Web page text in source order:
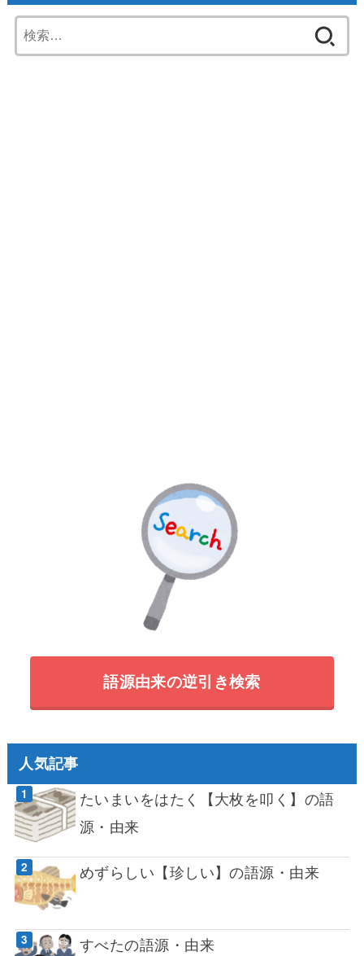
索:
語源由来の逆引き検索
人気記事
たいまいをはたく【大枚を叩く】の語
源・由来
めずらしい【珍しい】の語源・由来
すべたの語源・由来